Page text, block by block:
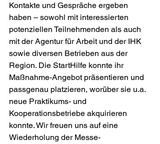
Kontakte und Gespräche ergeben
haben – sowohl mit interessierten
potenziellen Teilnehmenden als auch
mit der Agentur für Arbeit und der IHK
sowie diversen Betrieben aus der
Region. Die StartHilfe konnte ihr
Maßnahme-Angebot präsentieren und
passgenau platzieren, worüber sie u.a.
neue Praktikums- und
Kooperationsbetriebe akquirieren
konnte. Wir freuen uns auf eine
Wiederholung der Messe-